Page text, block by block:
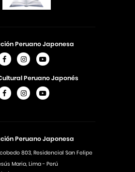
Peruano Japonesa
803, Residencial San Felipe
Maria, Lima - Perú
Peruano Japonesa
Peruano Japonés